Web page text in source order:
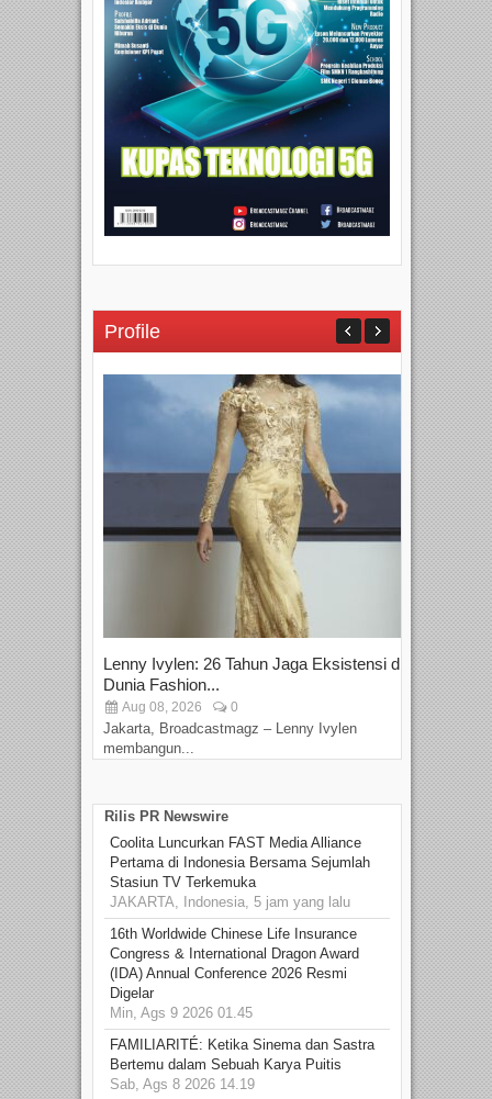
Profile
Lenny Ivylen: 26 Tahun Jaga Eksistensi di
Dunia Fashion...
Aug 08, 2026 0
Jakarta, Broadcastmagz – Lenny Ivylen
membangun...
Rilis PR Newswire
Coolita Luncurkan FAST Media Alliance
Pertama di Indonesia Bersama Sejumlah
Stasiun TV Terkemuka
JAKARTA, Indonesia, 5 jam yang lalu
16th Worldwide Chinese Life Insurance
Congress & International Dragon Award
(IDA) Annual Conference 2026 Resmi
Digelar
Min, Ags 9 2026 01.45
FAMILIARITÉ: Ketika Sinema dan Sastra
Bertemu dalam Sebuah Karya Puitis
Sab, Ags 8 2026 14.19